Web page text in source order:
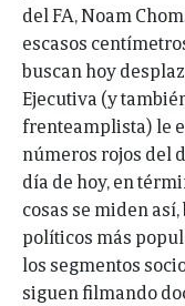
del FA, Noam
escasos
buscan hoy
Ejecutiva (y
frenteamplista) le
números rojos del
día de hoy, en
cosas se miden
políticos más
los segmentos
siguen filmando